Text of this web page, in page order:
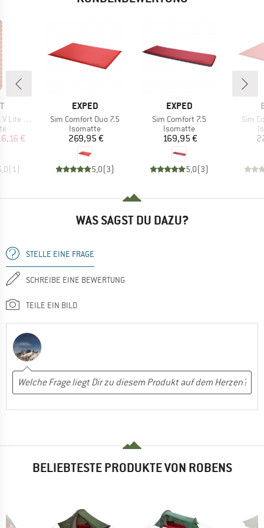
ECO
Preis
€
(1)
MARKE
EXPED
Artikel
Sim Comfort Duo 7.5
Produktgruppe
Isomatte
Preis
269,95 €
5,0(3)
MARKE
EXPED
Artikel
Sim Comfort 7.5
Produktgruppe
Isomatte
Preis
169,95 €
5,0(3)
Artikel
Sim
WAS SAGST DU DAZU?
STELLE EINE FRAGE
SCHREIBE EINE BEWERTUNG
TEILE EIN BILD
BELIEBTESTE PRODUKTE VON ROBENS